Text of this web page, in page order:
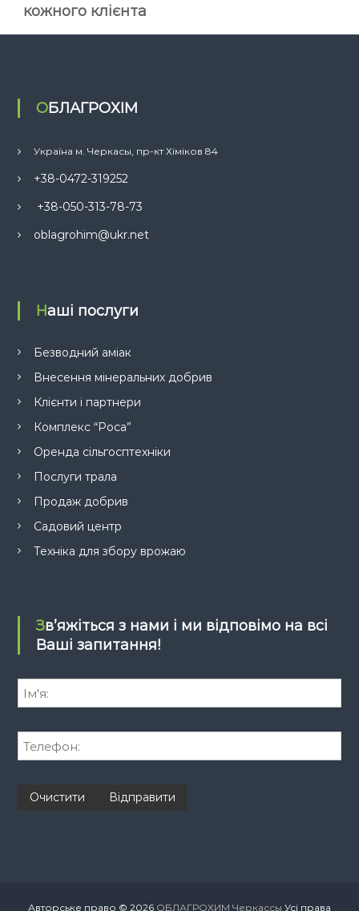
кожного клієнта
ОБЛАГРОХІМ
Україна м. Черкасы, пр-кт Хіміков 84
+38-0472-319252
+38-050-313-78-73
oblagrohim@ukr.net
Наші послуги
Безводний аміак
Внесення мінеральних добрив
Клієнти і партнери
Комплекс “Роса”
Оренда сільгосптехніки
Послуги трала
Продаж добрив
Садовий центр
Техніка для збору врожаю
Зв’яжіться з нами і ми відповімо на всі
Ваші запитання!
Авторське право © 2026 ОБЛАГРОХИМ Черкассы Усі права